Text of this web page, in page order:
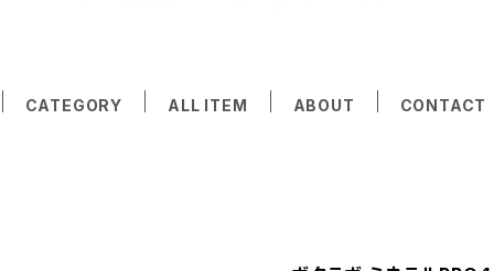
CATEGORY ALL ITEM ABOUT CONTACT